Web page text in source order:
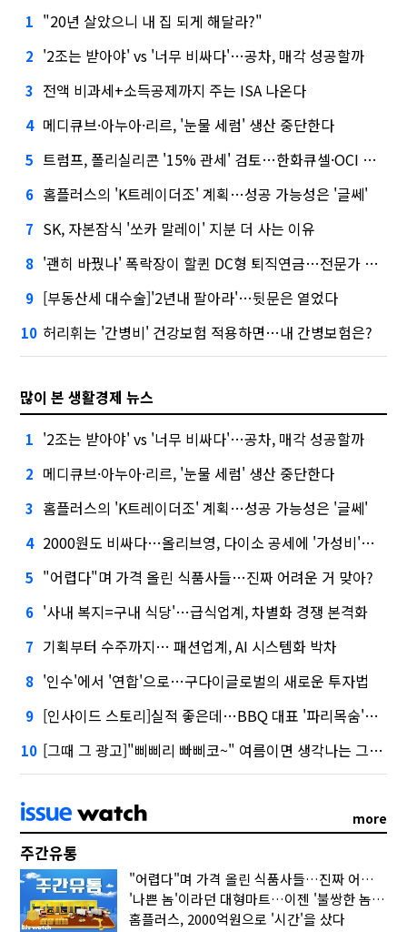
1 "20년 살았으니 내 집 되게 해달라?"
2 '2조는 받아야' vs '너무 비싸다'…공차, 매각 성공할까
3 전액 비과세+소득공제까지 주는 ISA 나온다
4 메디큐브·아누아·리르, '눈물 세럼' 생산 중단한다
5 트럼프, 폴리실리콘 '15% 관세' 검토…한화큐셀·OCI 영향은?
6 홈플러스의 'K트레이더조' 계획…성공 가능성은 '글쎄'
7 SK, 자본잠식 '쏘카 말레이' 지분 더 사는 이유
8 '괜히 바꿨나' 폭락장이 할퀸 DC형 퇴직연금…전문가 조언은
9 [부동산세 대수술]'2년내 팔아라'…뒷문은 열었다
10 허리휘는 '간병비' 건강보험 적용하면…내 간병보험은?
많이 본 생활경제 뉴스
1 '2조는 받아야' vs '너무 비싸다'…공차, 매각 성공할까
2 메디큐브·아누아·리르, '눈물 세럼' 생산 중단한다
3 홈플러스의 'K트레이더조' 계획…성공 가능성은 '글쎄'
4 2000원도 비싸다…올리브영, 다이소 공세에 '가성비'로 맞불
5 "어렵다"며 가격 올린 식품사들…진짜 어려운 거 맞아?
6 '사내 복지=구내 식당'…급식업계, 차별화 경쟁 본격화
7 기획부터 수주까지… 패션업계, AI 시스템화 박차
8 '인수'에서 '연합'으로…구다이글로벌의 새로운 투자법
9 [인사이드 스토리]실적 좋은데…BBQ 대표 '파리목숨'된 이유
10 [그때 그 광고]"삐삐리 빠삐코~" 여름이면 생각나는 그 노래
more
주간유통
"어렵다"며 가격 올린 식품사들…진짜 어려운 거 맞아?
'나쁜 놈'이라던 대형마트…이젠 '불쌍한 놈' 됐다
홈플러스, 2000억원으로 '시간'을 샀다